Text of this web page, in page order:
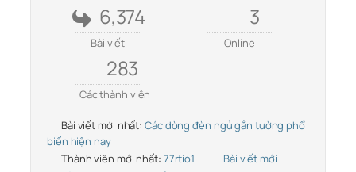
6,374
Bài viết
3
Online
283
Các thành viên
Bài viết mới nhất: Các dòng đèn ngủ gắn tường phổ
biến hiện nay
Thành viên mới nhất: 77rtio1
Bài viết mới